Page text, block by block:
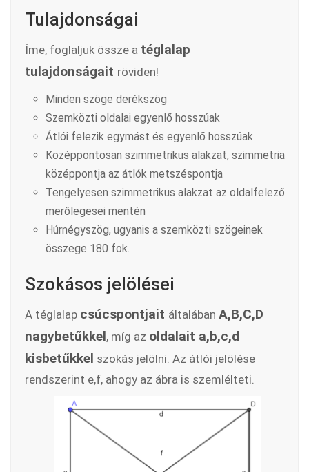
Tulajdonságai
Íme, foglaljuk össze a téglalap
tulajdonságait röviden!
Minden szöge derékszög
Szemközti oldalai egyenlő hosszúak
Átlói felezik egymást és egyenlő hosszúak
Középpontosan szimmetrikus alakzat, szimmetria
középpontja az átlók metszéspontja
Tengelyesen szimmetrikus alakzat az oldalfelező
merőlegesei mentén
Húrnégyszög, ugyanis a szemközti szögeinek
összege 180 fok.
Szokásos jelölései
A téglalap csúcspontjait általában A,B,C,D
nagybetűkkel, míg az oldalait a,b,c,d
kisbetűkkel szokás jelölni. Az átlói jelölése
rendszerint e,f, ahogy az ábra is szemlélteti.